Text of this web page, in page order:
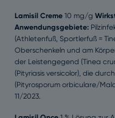
Lamisil Creme 10 mg/g
Anwendungsgebiete:
(Athletenfuß, Sportlerfuß =
Oberschenkeln und am
der Leistengegend (Tinea
(Pityriasis versicolor), die
(Pityrosporum orbiculare/
11/2023.